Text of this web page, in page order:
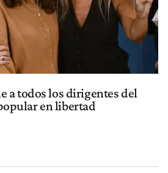
a todos los dirigentes del
en libertad